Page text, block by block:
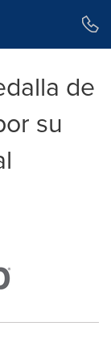
de
su